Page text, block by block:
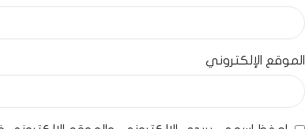
الموقع الإلكتروني